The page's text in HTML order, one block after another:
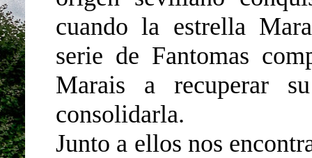
cuando la estrella
serie de Fantomas
Marais a recuperar
consolidarla.
Junto a ellos nos